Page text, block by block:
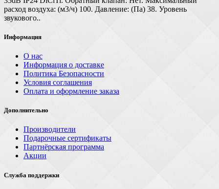
расход воздуха: (м3/ч) 100. Давление: (Па) 38. Уровень
звукового..
Информация
О нас
Информация о доставке
Политика Безопасности
Условия соглашения
Оплата и оформление заказа
Дополнительно
Производители
Подарочные сертификаты
Партнёрская программа
Акции
Служба поддержки